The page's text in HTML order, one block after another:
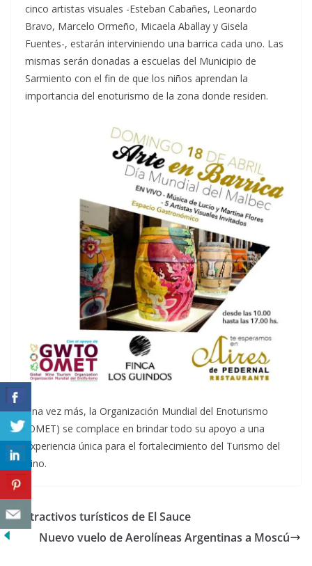
cinco artistas visuales -Esteban Cabañes, Leonardo
Bravo, Marcelo Ormeño, Micaela Aballay y Gisela
Fuentes-, estarán interviniendo una barrica cada uno. Las
mismas serán donadas a escuelas del Municipio de
Sarmiento con el fin de que los niños aprendan la
importancia del enoturismo de la zona donde residen.
Una vez más, la Organización Mundial del Enoturismo
(OMET) se complace en brindar todo su apoyo a una
experiencia única para el fortalecimiento del Turismo del
Vino.
Atractivos turísticos de El Sauce
Nuevo vuelo de Aerolíneas Argentinas a Moscú